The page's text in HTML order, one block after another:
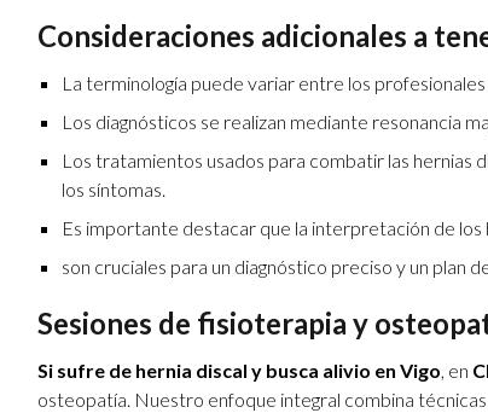
Consideraciones adicionales a
La terminología puede variar entre los
Los diagnósticos se realizan mediante resonancia
Los tratamientos usados para combatir las hernias
los síntomas.
Es importante destacar que la interpretación de los
son cruciales para un diagnóstico preciso y un plan
Sesiones de fisioterapia y
Si sufre de hernia discal y busca alivio en Vigo, en
osteopatía. Nuestro enfoque integral combina